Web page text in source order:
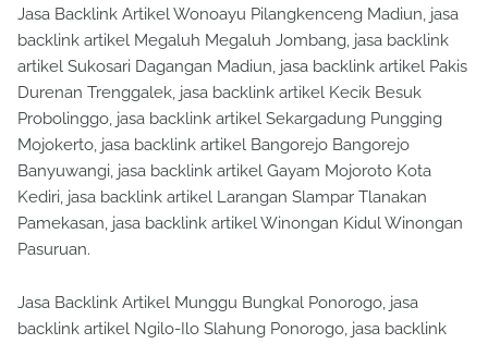
Jasa Backlink Artikel Wonoayu Pilangkenceng Madiun, jasa
backlink artikel Megaluh Megaluh Jombang, jasa backlink
artikel Sukosari Dagangan Madiun, jasa backlink artikel Pakis
Durenan Trenggalek, jasa backlink artikel Kecik Besuk
Probolinggo, jasa backlink artikel Sekargadung Pungging
Mojokerto, jasa backlink artikel Bangorejo Bangorejo
Banyuwangi, jasa backlink artikel Gayam Mojoroto Kota
Kediri, jasa backlink artikel Larangan Slampar Tlanakan
Pamekasan, jasa backlink artikel Winongan Kidul Winongan
Pasuruan.
Jasa Backlink Artikel Munggu Bungkal Ponorogo, jasa
backlink artikel Ngilo-Ilo Slahung Ponorogo, jasa backlink